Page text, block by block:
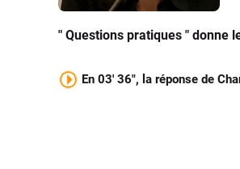
" Questions pratiques " donne
En 03' 36", la réponse de